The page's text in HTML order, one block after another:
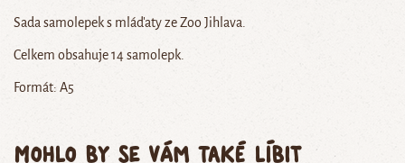
Sada samolepek s mláďaty ze Zoo Jihlava.
Celkem obsahuje 14 samolepk.
Formát: A5
Mohlo by se vám také líbit